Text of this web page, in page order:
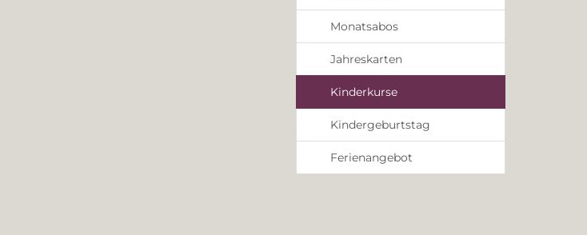
Monatsabos
Jahreskarten
Kinderkurse
Kindergeburtstag
Ferienangebot